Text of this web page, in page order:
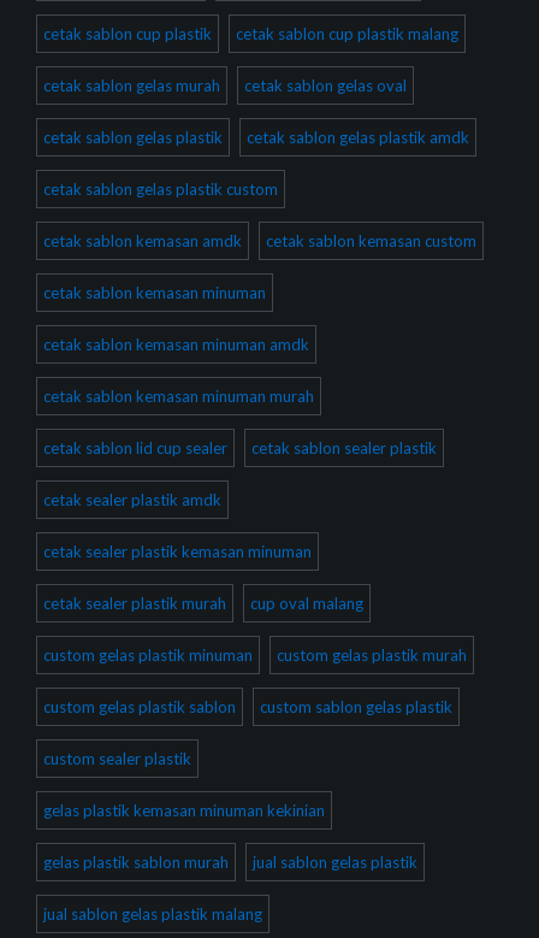
cetak sablon cup plastik cetak sablon cup plastik malang
cetak sablon gelas murah cetak sablon gelas oval
cetak sablon gelas plastik cetak sablon gelas plastik amdk
cetak sablon gelas plastik custom
cetak sablon kemasan amdk cetak sablon kemasan custom
cetak sablon kemasan minuman
cetak sablon kemasan minuman amdk
cetak sablon kemasan minuman murah
cetak sablon lid cup sealer cetak sablon sealer plastik
cetak sealer plastik amdk
cetak sealer plastik kemasan minuman
cetak sealer plastik murah cup oval malang
custom gelas plastik minuman custom gelas plastik murah
custom gelas plastik sablon custom sablon gelas plastik
custom sealer plastik
gelas plastik kemasan minuman kekinian
gelas plastik sablon murah jual sablon gelas plastik
jual sablon gelas plastik malang